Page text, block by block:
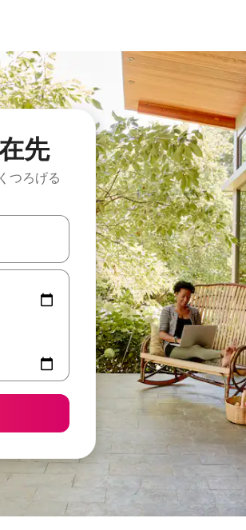
先
つろげる
を使って移動するか、画面をタッチまたはス